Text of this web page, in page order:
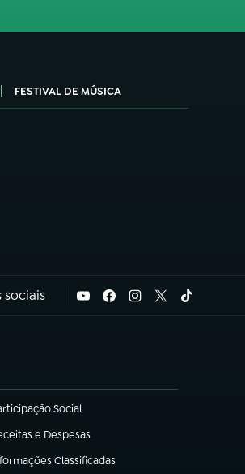
FESTIVAL DE MÚSICA
sociais
Social
em nova aba)
e Despesas
em nova aba)
Classificadas
em nova aba)